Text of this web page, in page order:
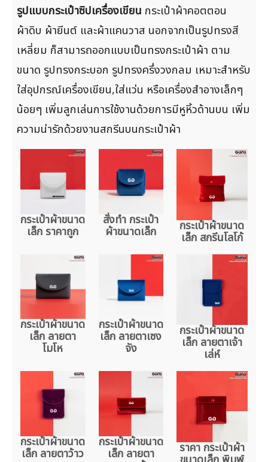
รูปแบบกระเป๋าซิปเครื่องเขียน กระเป๋าผ้าคอตตอน
ผ้าดิบ ผ้ายีนต์ และผ้าแคนวาส นอกจากเป็นรูปทรงสี
เหลี่ยม ก็สามารถออกแบบเป็นทรงกระเป๋าผ้า ตาม
ขนาด รูปทรงกระบอก รูปทรงครึ่งวงกลม เหมาะสำหรับ
ใส่อุปกรณ์เครื่องเขียน,ใส่แว่น หรือเครื่องสำอางเล็กๆ
น้อยๆ เพิ่มลูกเล่นการใช้งานด้วยการมีหูหิ้วด้านบน เพิ่ม
ความน่ารักด้วยงานสกรีนบนกระเป๋าผ้า
กระเป๋าผ้าขนาด
เล็ก ราคาถูก
สั่งทำ กระเป๋า
ผ้าขนาดเล็ก กระเป๋าผ้าขนาด
เล็ก สกรีนโลโก้
กระเป๋าผ้าขนาด
เล็ก ลายตา
โมโห
กระเป๋าผ้าขนาด
เล็ก ลายตาเซง
จัง
กระเป๋าผ้าขนาด
เล็ก ลายตาเจ้า
เล่ห์
กระเป๋าผ้าขนาด
เล็ก ลายตาว้าว
กระเป๋าผ้าขนาด
เล็ก ลายตา ราคา กระเป๋าผ้า